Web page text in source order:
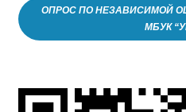
ОПРОС ПО НЕЗАВИСИМОЙ
МБУК